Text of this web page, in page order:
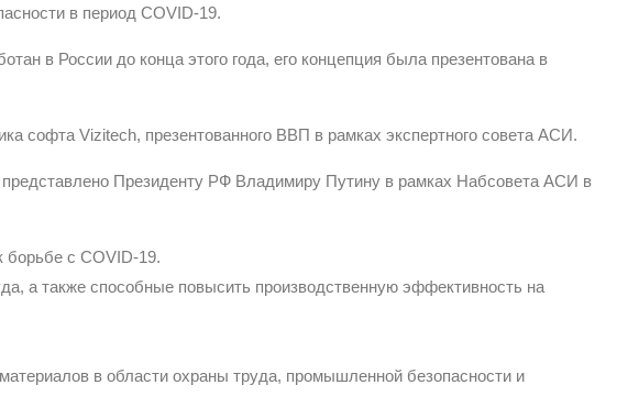
в период COVID-19.
в России до конца этого года, его концепция была презентована в
софта Vizitech, презентованного ВВП в рамках экспертного совета АСИ.
Президенту РФ Владимиру Путину в рамках Набсовета АСИ в
борьбе с COVID-19.
а также способные повысить производственную эффективность на
в области охраны труда, промышленной безопасности и